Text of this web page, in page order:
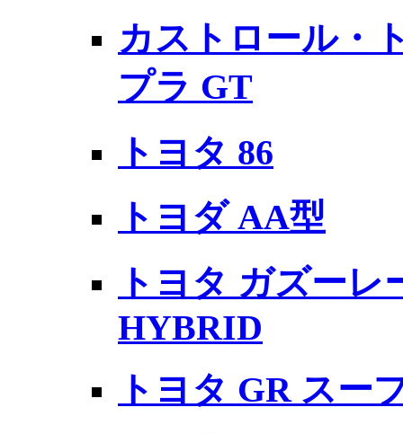
カストロール・
プラ GT
トヨタ 86
トヨダ AA型
トヨタ ガズーレ
HYBRID
トヨタ GR スー